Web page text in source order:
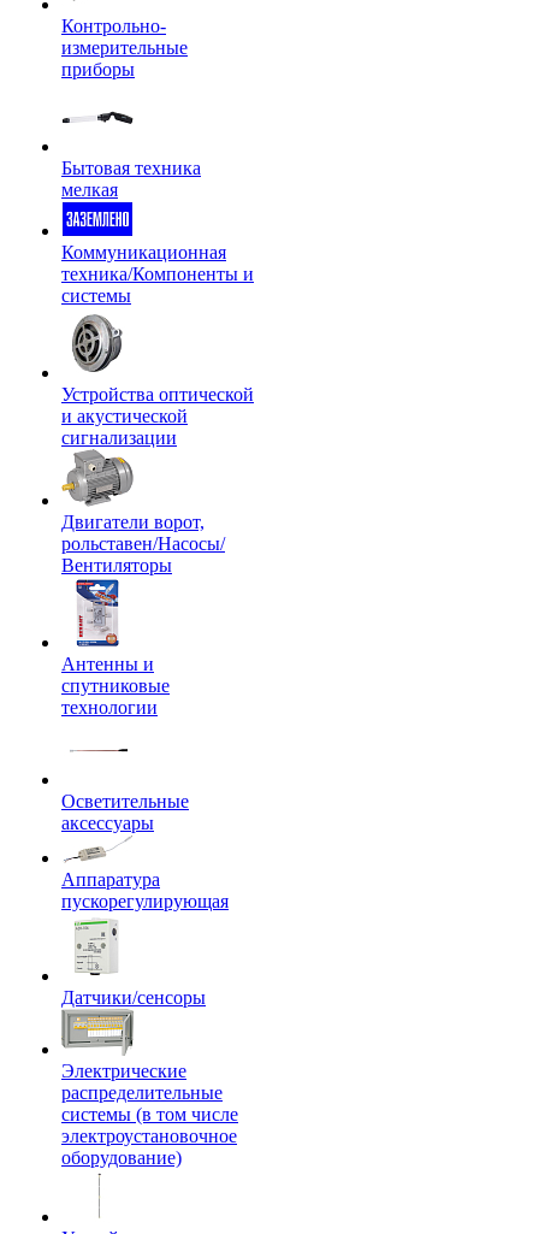
Контрольно-
измерительные
приборы
Бытовая техника
мелкая
Коммуникационная
техника/Компоненты и
системы
Устройства оптической
и акустической
сигнализации
Двигатели ворот,
рольставен/Насосы/
Вентиляторы
Антенны и
спутниковые
технологии
Осветительные
аксессуары
Аппаратура
пускорегулирующая
Датчики/сенсоры
Электрические
распределительные
системы (в том числе
электроустановочное
оборудование)